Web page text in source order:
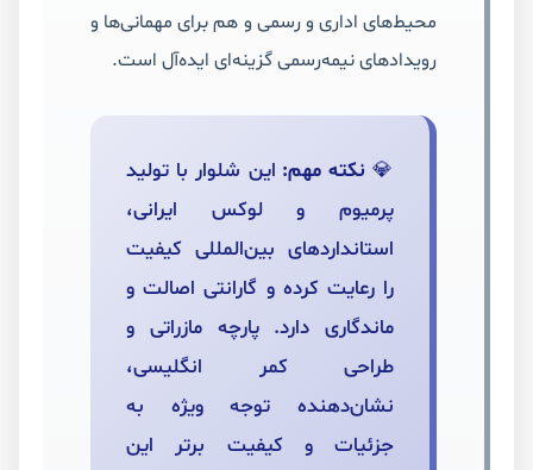
محیط‌های اداری و رسمی و هم برای مهمانی‌ها و
رویدادهای نیمه‌رسمی گزینه‌ای ایده‌آل است.
💎 نکته مهم: این شلوار با تولید
پرمیوم و لوکس ایرانی،
استانداردهای بین‌المللی کیفیت
را رعایت کرده و گارانتی اصالت و
ماندگاری دارد. پارچه مازراتی و
طراحی کمر انگلیسی،
نشان‌دهنده توجه ویژه به
جزئیات و کیفیت برتر این